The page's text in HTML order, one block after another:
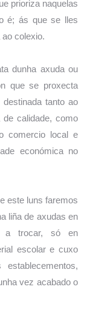
prioriza naquelas
é; ás que se lles
colexio.
dunha axuda ou
que se proxecta
tanto ao
de calidade, como
comercio local e
económica no
este luns faremos
liña de axudas en
a trocar, só en
escolar e cuxo
vez acabado o